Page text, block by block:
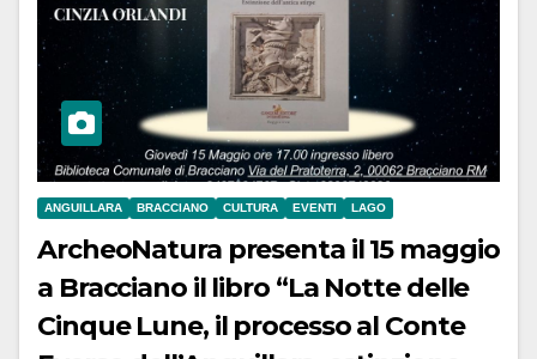
ANGUILLARA BRACCIANO CULTURA EVENTI LAGO
ArcheoNatura presenta il 15 maggio
a Bracciano il libro “La Notte delle
Cinque Lune, il processo al Conte